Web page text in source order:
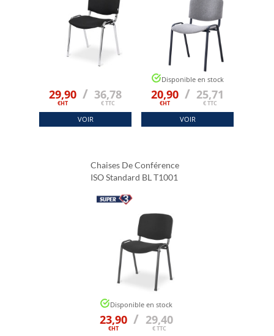
29,90
€HT
/ 36,78
€ TTC
VOIR
Disponible en stock
20,90
€HT
/ 25,71
€ TTC
VOIR
Chaises De Conférence
ISO Standard BL T1001
Disponible en stock
23,90
€HT
/ 29,40
€ TTC